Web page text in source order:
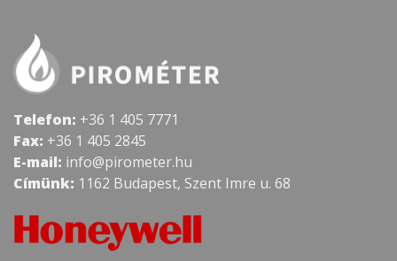
Telefon: +36 1 405 7771
Fax: +36 1 405 2845
E-mail: info@pirometer.hu
Címünk: 1162 Budapest, Szent Imre u. 68